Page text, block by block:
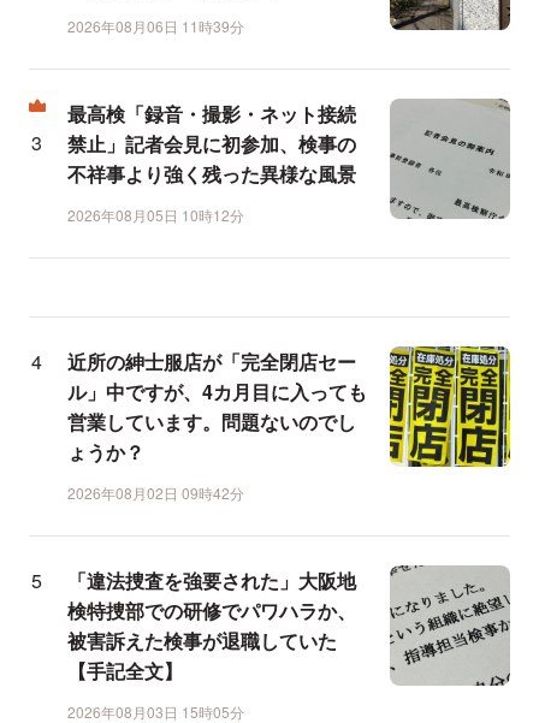
2026年08月06日 11時39分
最高検「録音・撮影・ネット接続
禁止」記者会見に初参加、検事の
不祥事より強く残った異様な風景
2026年08月05日 10時12分
近所の紳士服店が「完全閉店セー
ル」中ですが、4カ月目に入っても
営業しています。問題ないのでし
ょうか？
2026年08月02日 09時42分
「違法捜査を強要された」大阪地
検特捜部での研修でパワハラか、
被害訴えた検事が退職していた
【手記全文】
2026年08月03日 15時05分